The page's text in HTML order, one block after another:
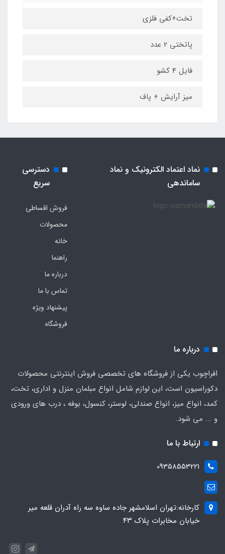
تخت+کفی فلزی
پاتختی 2 عدد
فایل 4 کشو
میز آرایش + پاف
نماد اعتماد الکترونیک و نماد
ساماندهی
دسترسی
سریع
فروش اقساطی
محصولات
خانه
راهنما
درباره ما
تماس با ما
پیشنهاد ویژه
فروشگاه
درباره ما
افراچوب یکی از فروشگاه های تخصصی فروش اینترنتی محصولات
دکوراسیون است، این لوازم شامل انواع مبلمان منزل و اداری، تخت،
کمد، انواع میز، انواع صندلی، لوستر، کنسول، بوفه ، درب های ورودی
و ... می شود.
ارتباط با ما
09358553221
کارخانه:تهران اسلامشهر جاده ساوه سه راه آدران قلعه میر
خیابان مخابرات پلاک ۴۳